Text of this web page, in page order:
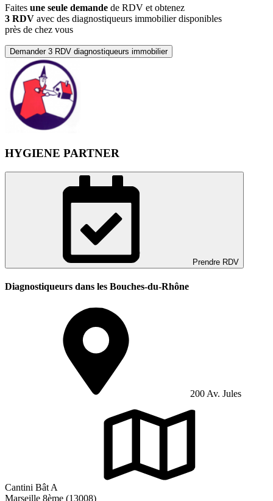
Faites une seule demande de RDV et obtenez
3 RDV avec des diagnostiqueurs immobilier disponibles
près de chez vous
Demander 3 RDV diagnostiqueurs immobilier
HYGIENE PARTNER
Prendre RDV
Diagnostiqueurs dans les Bouches-du-Rhône
200 Av. Jules
Cantini Bât A
Marseille 8ème (13008)